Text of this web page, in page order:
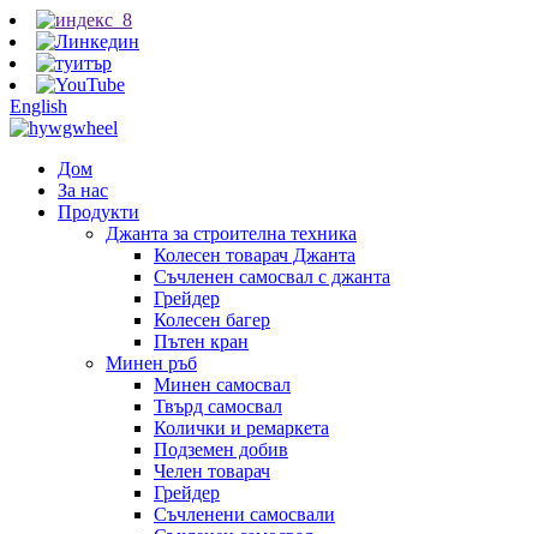
English
Дом
За нас
Продукти
Джанта за строителна техника
Колесен товарач Джанта
Съчленен самосвал с джанта
Грейдер
Колесен багер
Пътен кран
Минен ръб
Минен самосвал
Твърд самосвал
Колички и ремаркета
Подземен добив
Челен товарач
Грейдер
Съчленени самосвали